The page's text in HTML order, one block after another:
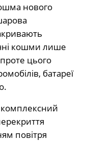
нового
кошми лише
цього
батареї
повітря